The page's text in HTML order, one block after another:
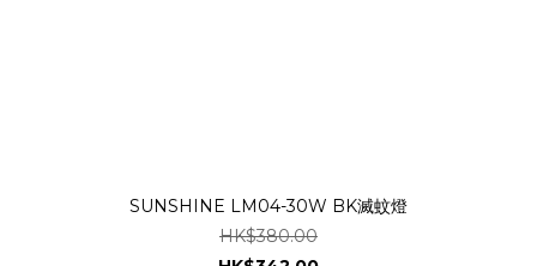
SUNSHINE LM04-30W BK滅蚊燈
HK$380.00